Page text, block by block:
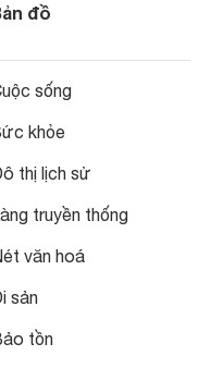
đồ
sống
khỏe
thị lịch sử
truyền thống
văn hoá
sản
tồn